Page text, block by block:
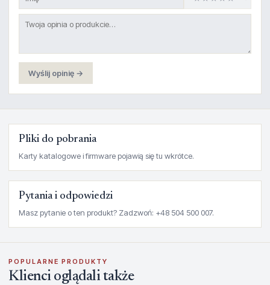
Wyślij opinię →
Pliki do pobrania
Karty katalogowe i firmware pojawią się tu wkrótce.
Pytania i odpowiedzi
Masz pytanie o ten produkt? Zadzwoń: +48 504 500 007.
POPULARNE PRODUKTY
Klienci oglądali także